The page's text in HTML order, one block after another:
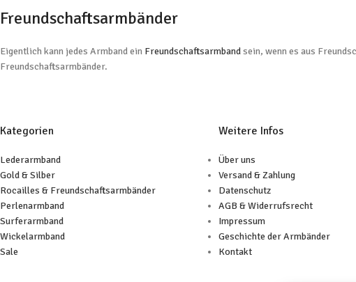
Freundschaftsarmbänder
Eigentlich kann jedes Armband ein Freundschaftsarmbandsein, wenn es aus
Freundschaftsarmbänder.
Kategorien
Lederarmband
Gold & Silber
Rocailles & Freundschaftsarmbänder
Perlenarmband
Surferarmband
Wickelarmband
Sale
Weitere Infos
Über uns
Versand & Zahlung
Datenschutz
AGB & Widerrufsrecht
Impressum
Geschichte der Armbänder
Kontakt